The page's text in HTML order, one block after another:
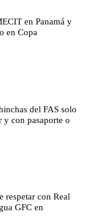
en Panamá y
en Copa
del FAS solo
y con pasaporte o
respetar con Real
GFC en